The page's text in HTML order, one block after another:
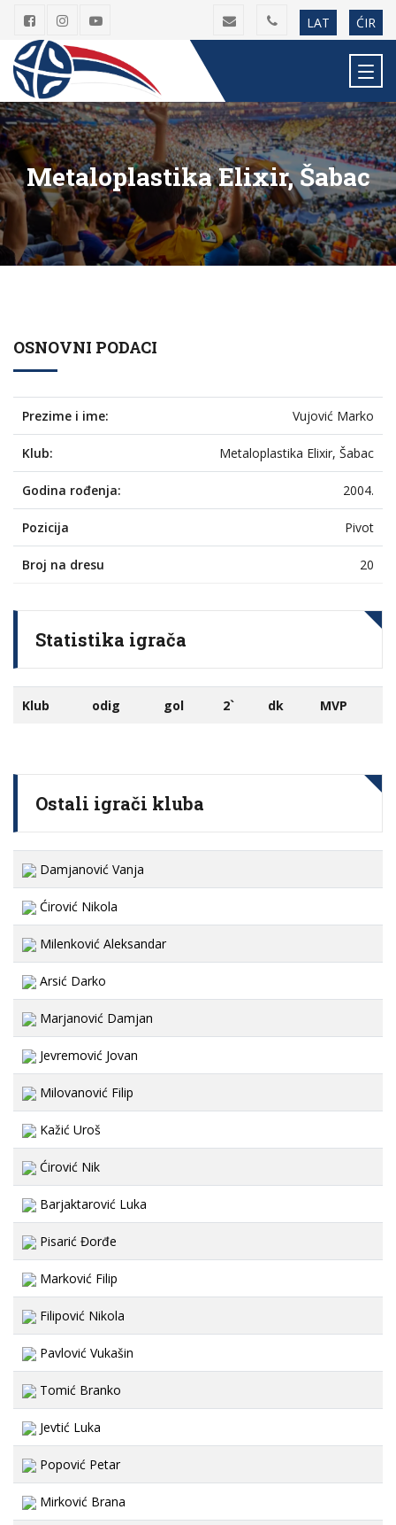
LAT ĆIR
Metaloplastika Elixir, Šabac
OSNOVNI PODACI
Prezime i ime: Vujović Marko
Klub: Metaloplastika Elixir, Šabac
Godina rođenja: 2004.
Pozicija Pivot
Broj na dresu 20
Statistika igrača
Klub odig gol 2` dk MVP
Ostali igrači kluba
Damjanović Vanja
Ćirović Nikola
Milenković Aleksandar
Arsić Darko
Marjanović Damjan
Jevremović Jovan
Milovanović Filip
Kažić Uroš
Ćirović Nik
Barjaktarović Luka
Pisarić Đorđe
Marković Filip
Filipović Nikola
Pavlović Vukašin
Tomić Branko
Jevtić Luka
Popović Petar
Mirković Brana